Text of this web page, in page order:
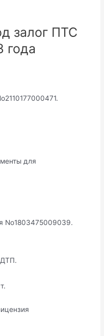
залог ПТС
года
для
No1803475009039.